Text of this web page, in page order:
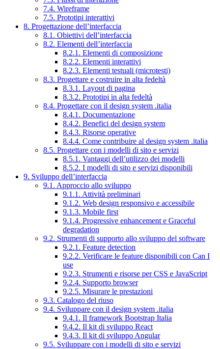
7.4. Wireframe
7.5. Prototipi interattivi
8. Progettazione dell’interfaccia
8.1. Obiettivi dell’interfaccia
8.2. Elementi dell’interfaccia
8.2.1. Elementi di composizione
8.2.2. Elementi interattivi
8.2.3. Elementi testuali (microtesti)
8.3. Progettare e costruire in alta fedeltà
8.3.1. Layout di pagina
8.3.2. Prototipi in alta fedeltà
8.4. Progettare con il design system .italia
8.4.1. Documentazione
8.4.2. Benefici del design system
8.4.3. Risorse operative
8.4.4. Come contribuire al design system .italia
8.5. Progettare con i modelli di sito e servizi
8.5.1. Vantaggi dell’utilizzo dei modelli
8.5.2. I modelli di sito e servizi disponibili
9. Sviluppo dell’interfaccia
9.1. Approccio allo sviluppo
9.1.1. Attività preliminari
9.1.2. Web design responsivo e accessibile
9.1.3. Mobile first
9.1.4. Progressive enhancement e Graceful
degradation
9.2. Strumenti di supporto allo sviluppo del software
9.2.1. Feature detection
9.2.2. Verificare le feature disponibili con Can I
use
9.2.3. Strumenti e risorse per CSS e JavaScript
9.2.4. Supporto browser
9.2.5. Misurare le prestazioni
9.3. Catalogo del riuso
9.4. Sviluppare con il design system .italia
9.4.1. Il framework Bootstrap Italia
9.4.2. Il kit di sviluppo React
9.4.3. Il kit di sviluppo Angular
9.5. Sviluppare con i modelli di sito e servizi